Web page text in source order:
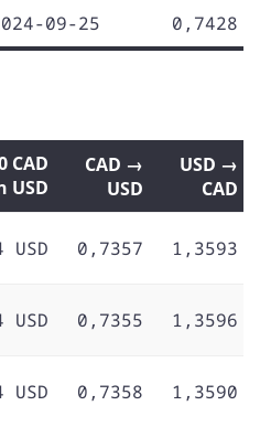
09-25 0,7428
CAD
USD
CAD →
USD
USD →
CAD
USD 0,7357 1,3593
USD 0,7355 1,3596
USD 0,7358 1,3590